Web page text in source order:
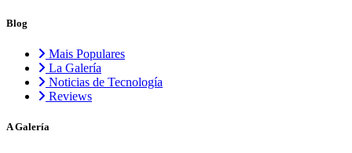
Blog
Mais Populares
La Galería
Noticias de Tecnología
Reviews
A Galería